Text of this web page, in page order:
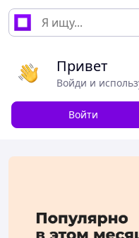
Привет
Войди и
Войти